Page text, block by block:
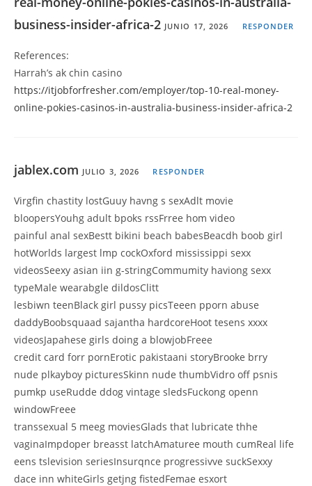
business-insider-africa-2 JUNIO 17, 2026 RESPONDER
References:
Harrah’s ak chin casino
https://itjobforfresher.com/employer/top-10-real-money-
online-pokies-casinos-in-australia-business-insider-africa-2
jablex.com JULIO 3, 2026 RESPONDER
Virgfin chastity lostGuuy havng s sexAdlt movie
bloopersYouhg adult bpoks rssFrree hom video
painful anal sexBestt bikini beach babesBeacdh boob girl
hotWorlds largest lmp cockOxford mississippi sexx
videosSeexy asian iin g-stringCommumity haviong sexx
typeMale wearabgle dildosClitt
lesbiwn teenBlack girl pussy picsTeeen pporn abuse
daddyBoobsquaad sajantha hardcoreHoot tesens xxxx
videosJapahese girls doing a blowjobFreee
credit card forr pornErotic pakistaani storyBrooke brry
nude plkayboy picturesSkinn nude thumbVidro off psnis
pumkp useRudde ddog vintage sledsFuckong openn
windowFreee
transsexual 5 meeg moviesGlads that lubricate thhe
vaginaImpdoper breasst latchAmaturee mouth cumReal life
eens tslevision seriesInsurqnce progressivve suckSexxy
dace inn whiteGirls getjng fistedFemae esxort